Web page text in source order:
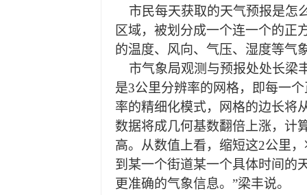
市民每天获取的天气预报是怎
区域，被划分成一个连一个的正
的温度、风向、气压、湿度等气
市气象局观测与预报处处长梁
是3公里分辨率的网格，即每一
率的精细化模式，网格的边长将
数据将成几何基数翻倍上涨，计
高。从数值上看，缩短这2公里
到某一个街道某一个具体时间的
更准确的气象信息。”梁丰说。